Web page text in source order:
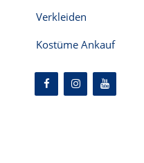
Verkleiden
Kostüme Ankauf